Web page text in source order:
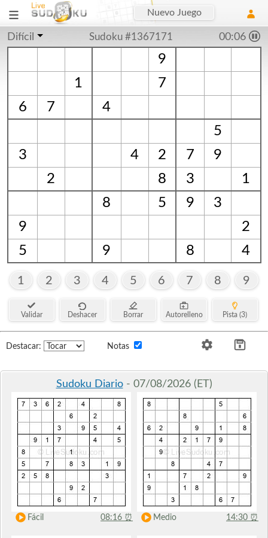
Nuevo Juego
Difícil Sudoku #1367171 00:06
9
1
7
6
7
4
5
3
4 2 7
9
2
8 3
1
8
5 9
3
9
2
5
9 8 4
1 2 3 4 5 6 7 8 9
Validar Deshacer Borrar Autorelleno Pista (3)
Destacar: Notas
Sudoku Diario- 07/08/2026 (ET)
Fácil 08:16 ⏰ Medio 14:30 ⏰